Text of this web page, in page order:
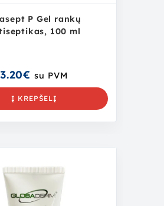
P Gel rankų
100 ml
3.20€ su PVM
Į KREPŠELĮ